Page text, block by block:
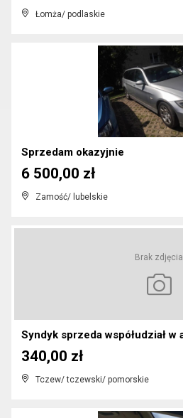
Łomża/ podlaskie
Sprzedam okazyjnie
Zamość/ lubelskie
6 500,00 zł
Brak zdjęcia
Tczew/ tczewski/ pomorskie
340,00 zł